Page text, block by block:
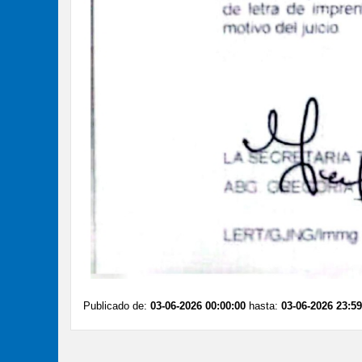
Publicado de: 03-06-2026 00:00:00 hasta: 03-06-2026